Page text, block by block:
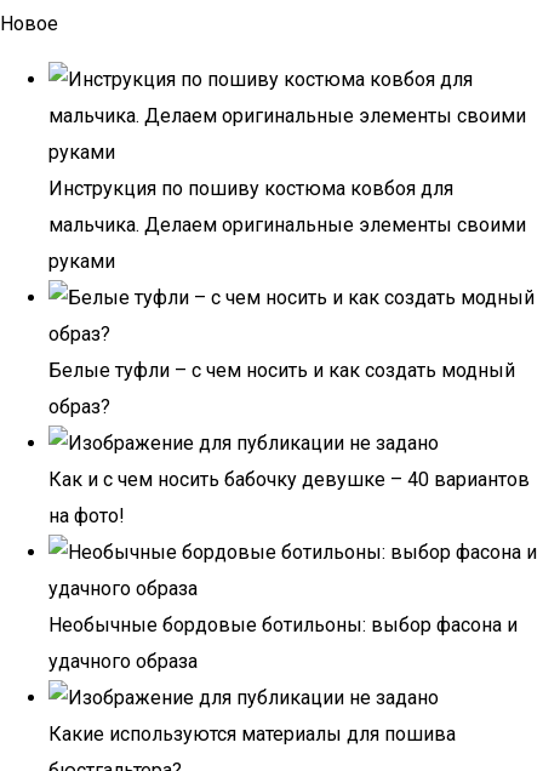
Новое
Инструкция по пошиву костюма ковбоя для
мальчика. Делаем оригинальные элементы своими
руками
Белые туфли – с чем носить и как создать модный
образ?
Как и с чем носить бабочку девушке – 40 вариантов
на фото!
Необычные бордовые ботильоны: выбор фасона и
удачного образа
Какие используются материалы для пошива